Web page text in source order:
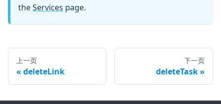
theServices page.
上一页
deleteLink
下一页
deleteTask